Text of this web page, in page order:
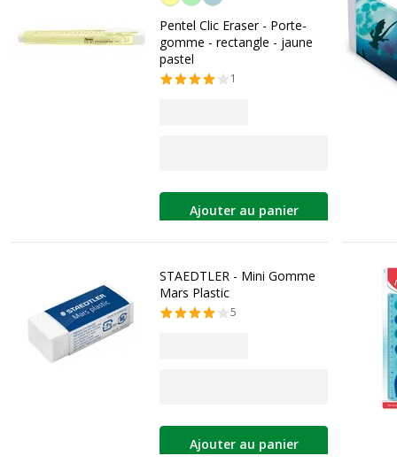
Pentel Clic Eraser - Porte-
gomme - rectangle - jaune
pastel
1
Ajouter au panier
STAEDTLER - Mini Gomme
Mars Plastic
5
Ajouter au panier